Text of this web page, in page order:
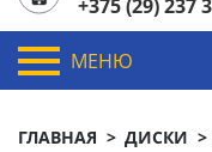
+375 (29) 237
МЕНЮ
ГЛАВНАЯ ДИСКИ